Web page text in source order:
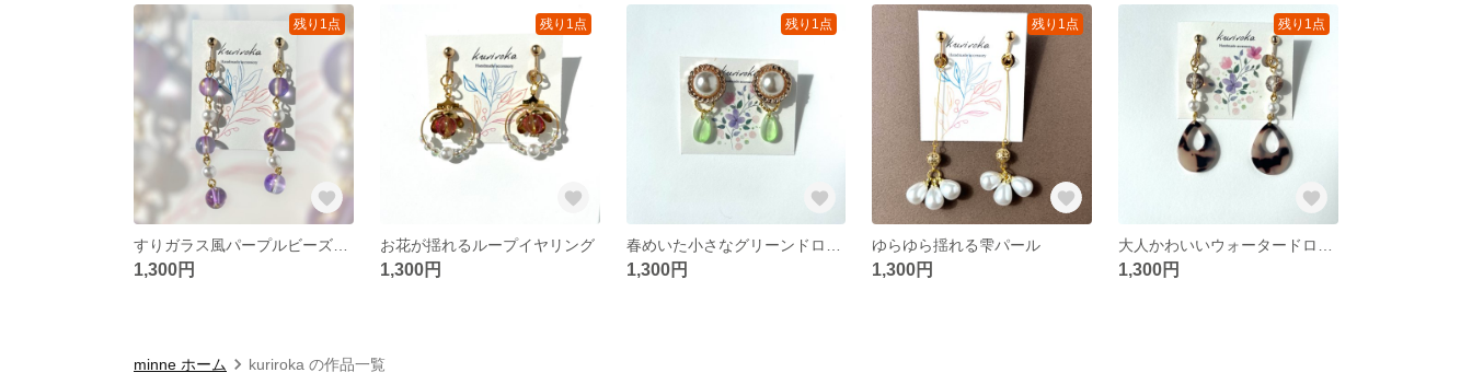
残り1点
1,300円
残り1点
お花が揺れるループイヤリング
1,300円
残り1点
1,300円
残り1点
ゆらゆら揺れる雫パール
1,300円
残り1点
1,300円
minne ホーム kuriroka の作品一覧